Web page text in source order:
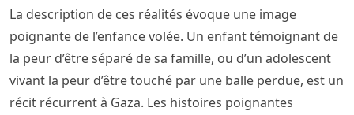
La description de ces réalités évoque une image
poignante de l’enfance volée. Un enfant témoignant de
la peur d’être séparé de sa famille, ou d’un adolescent
vivant la peur d’être touché par une balle perdue, est un
récit récurrent à Gaza. Les histoires poignantes